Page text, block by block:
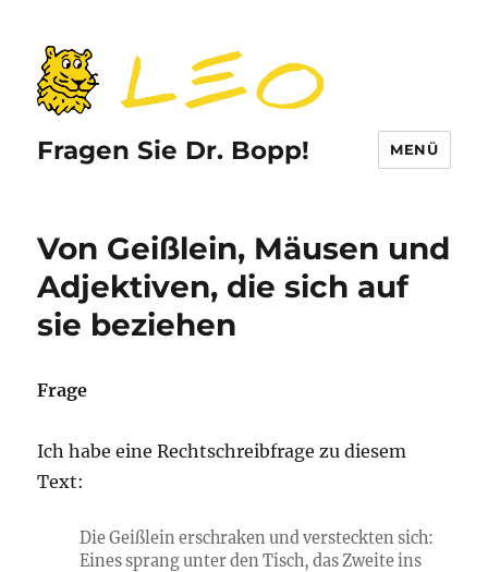
Fragen Sie Dr. Bopp! MENÜ
Von Geißlein, Mäusen und
Adjektiven, die sich auf
sie beziehen
Frage
Ich habe eine Rechtschreibfrage zu diesem
Text:
Die Geißlein erschraken und versteckten sich:
Eines sprang unter den Tisch, das Zweite ins